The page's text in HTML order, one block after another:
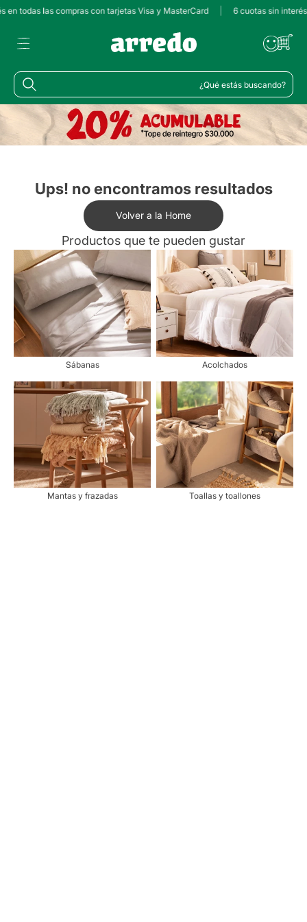
en todas las compras con tarjetas Visa y MasterCard 6 cuotas sin
¿Qué estás buscando?
Ups! no encontramos resultados
Volver a la Home
Productos que te pueden gustar
Sábanas Acolchados
Mantas y frazadas Toallas y toallones